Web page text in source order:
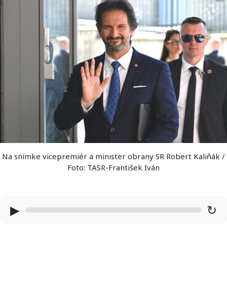
Na snímke vicepremiér a minister obrany SR Robert Kaliňák /
Foto: TASR-František Iván
▶ ↻